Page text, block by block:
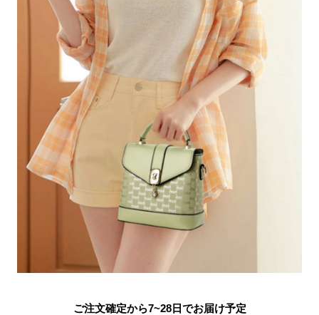
ご注文確定から7~28日でお届け予定